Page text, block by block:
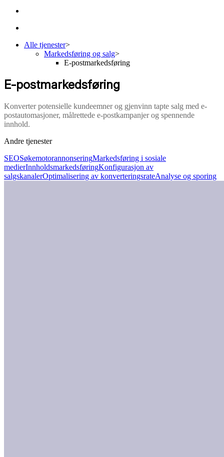
Alle tjenester>
Markedsføring og salg>
E-postmarkedsføring
E-postmarkedsføring
Konverter potensielle kundeemner og gjenvinn tapte salg med e-
postautomasjoner, målrettede e-postkampanjer og spennende
innhold.
Andre tjenester
SEOSøkemotorannonseringMarkedsføring i sosiale
medierInnholdsmarkedsføringKonfigurasjon av
salgskanalerOptimalisering av konverteringsrateAnalyse og sporing